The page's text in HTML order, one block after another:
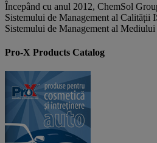
Începând cu anul 2012, ChemSol
Sistemului de Management al Calității
Sistemului de Management al
Pro-X Products Catalog